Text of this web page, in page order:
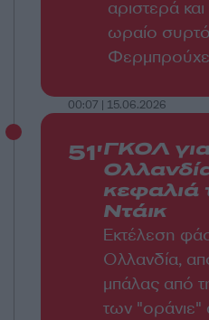
αριστερά
ωραίο συρτό
00:07 | 15.06.2026
51'ΓΚΟΛ
κεφαλιά
Ντάικ
Εκτέλεση
Ολλανδία,
μπάλας από
των "οράνιε"